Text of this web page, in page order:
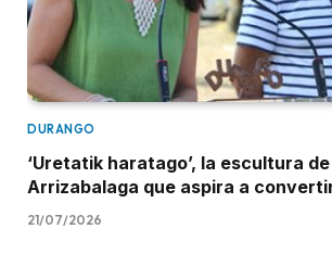
DURANGO
‘Uretatik haratago’, la escultura
Arrizabalaga que aspira a
21/07/2026